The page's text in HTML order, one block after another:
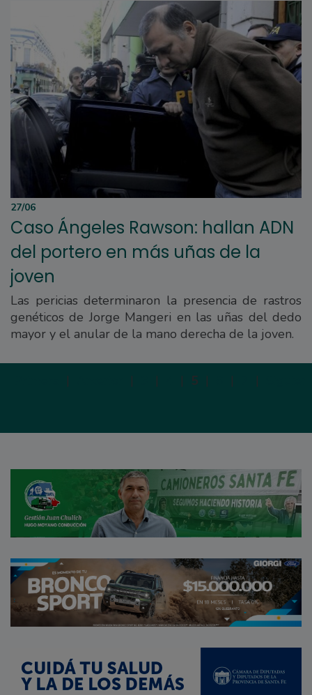
27/06
Caso Ángeles Rawson: hallan ADN
del portero en más uñas de la
joven
Las pericias determinaron la presencia de rastros
genéticos de Jorge Mangeri en las uñas del dedo
mayor y el anular de la mano derecha de la joven.
| | | | 5 | | |